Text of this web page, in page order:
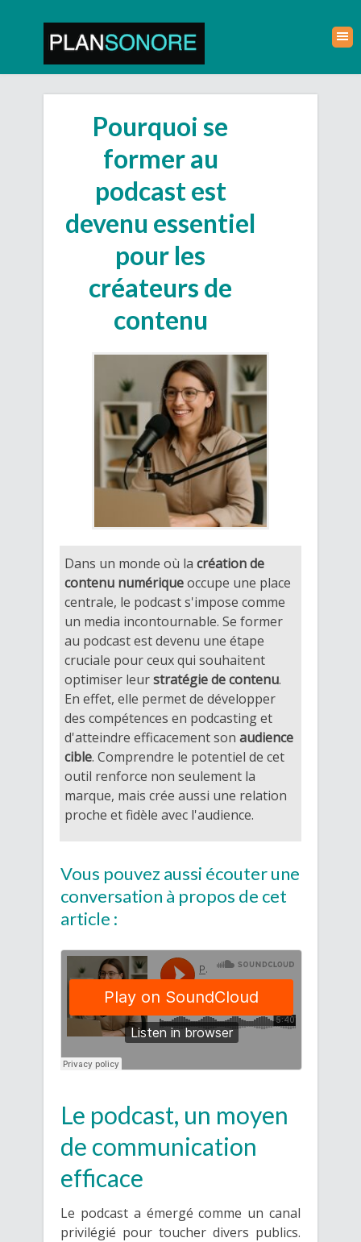
Pourquoi se
former au
podcast est
devenu essentiel
pour les
créateurs de
contenu
Dans un monde où la création de
contenu numériqueoccupe une place
centrale, le podcast s'impose comme
un media incontournable. Se former
au podcast est devenu une étape
cruciale pour ceux qui souhaitent
optimiser leurstratégie de contenu.
En effet, elle permet de développer
des compétences en podcasting et
d'atteindre efficacement son audience
cible. Comprendre le potentiel de cet
outil renforce non seulement la
marque, mais crée aussi une relation
proche et fidèle avec l'audience.
Vous pouvez aussi écouter une
conversation à propos de cet
article :
Le podcast, un moyen
de communication
efficace
Le podcast a émergé comme un canal
privilégié pour toucher divers publics.